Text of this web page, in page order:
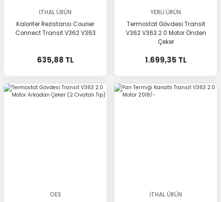
İTHAL ÜRÜN
Kalorifer Rezistansı Courier
Connect Transit V362 V363
635,88 TL
YERLİ ÜRÜN
Termostat Gövdesi Transit
V362 V363 2.0 Motor Önden
Çeker
1.699,35 TL
OES
İTHAL ÜRÜN